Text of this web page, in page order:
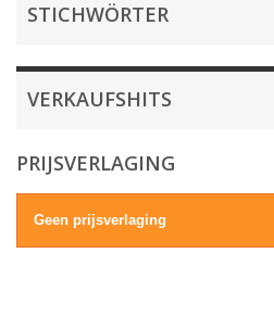
STICHWÖRTER
VERKAUFSHITS
PRIJSVERLAGING
Geen prijsverlaging